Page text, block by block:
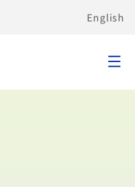
English